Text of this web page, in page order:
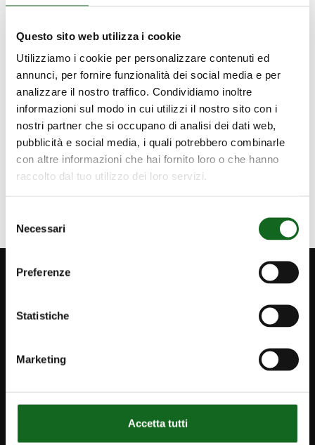
Questo sito web utilizza i cookie
Utilizziamo i cookie per personalizzare contenuti ed
annunci, per fornire funzionalità dei social media e per
analizzare il nostro traffico. Condividiamo inoltre
informazioni sul modo in cui utilizzi il nostro sito con i
nostri partner che si occupano di analisi dei dati web,
pubblicità e social media, i quali potrebbero combinarle
con altre informazioni che hai fornito loro o che hanno
raccolto dal tuo utilizzo dei loro servizi.
del
consenso
Necessari
Preferenze
Statistiche
Marketing
Accetta tutti
Produit
Sustainability
Water Positivity
water-industry-sector
Section dédiée à la publication